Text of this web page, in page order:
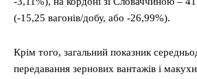
(-15,25 вагонів/добу, або -26,99%).
Крім того, загальний показник
передавання зернових вантажів і